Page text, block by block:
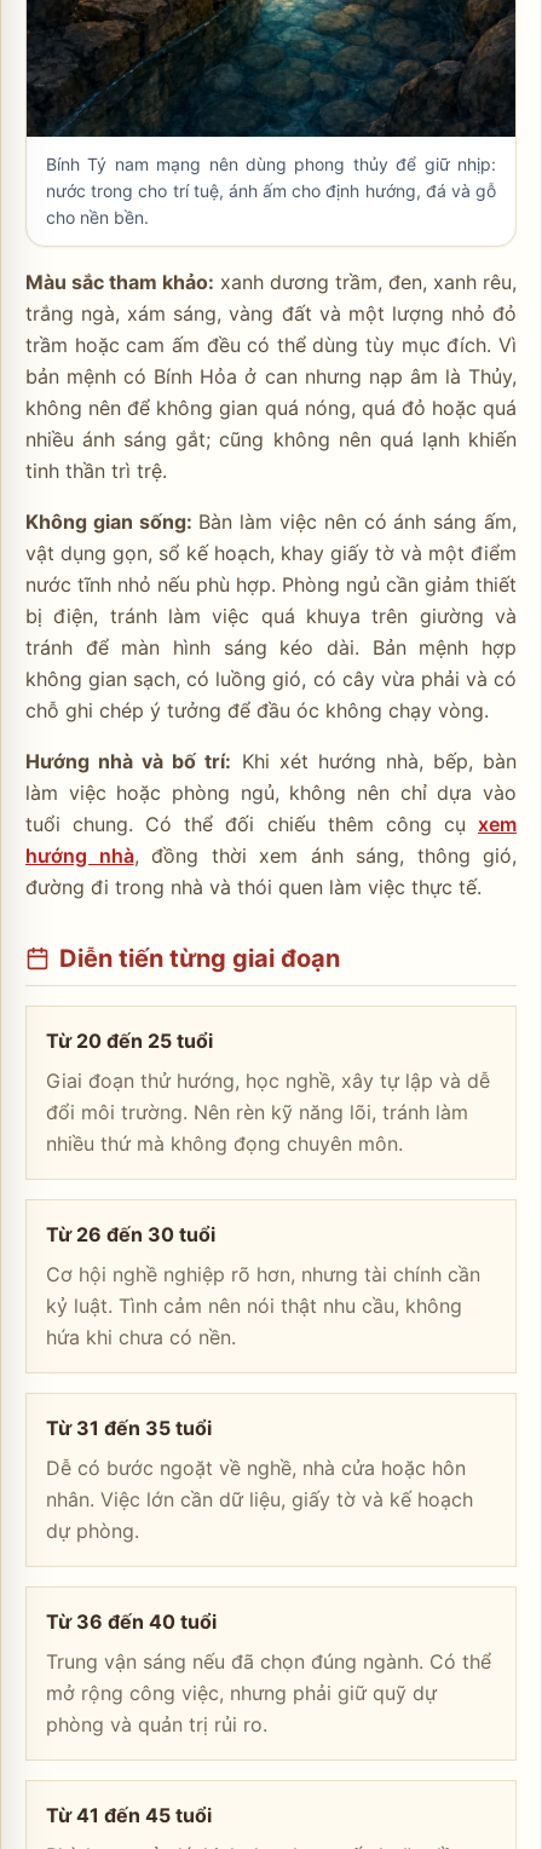
Bính Tý nam mạng nên dùng phong thủy để giữ nhịp:
nước trong cho trí tuệ, ánh ấm cho định hướng, đá và gỗ
cho nền bền.
Màu sắc tham khảo: xanh dương trầm, đen, xanh rêu,
trắng ngà, xám sáng, vàng đất và một lượng nhỏ đỏ
trầm hoặc cam ấm đều có thể dùng tùy mục đích. Vì
bản mệnh có Bính Hỏa ở can nhưng nạp âm là Thủy,
không nên để không gian quá nóng, quá đỏ hoặc quá
nhiều ánh sáng gắt; cũng không nên quá lạnh khiến
tinh thần trì trệ.
Không gian sống: Bàn làm việc nên có ánh sáng ấm,
vật dụng gọn, sổ kế hoạch, khay giấy tờ và một điểm
nước tĩnh nhỏ nếu phù hợp. Phòng ngủ cần giảm thiết
bị điện, tránh làm việc quá khuya trên giường và
tránh để màn hình sáng kéo dài. Bản mệnh hợp
không gian sạch, có luồng gió, có cây vừa phải và có
chỗ ghi chép ý tưởng để đầu óc không chạy vòng.
Hướng nhà và bố trí: Khi xét hướng nhà, bếp, bàn
làm việc hoặc phòng ngủ, không nên chỉ dựa vào
tuổi chung. Có thể đối chiếu thêm công cụ xem
hướng nhà, đồng thời xem ánh sáng, thông gió,
đường đi trong nhà và thói quen làm việc thực tế.
Diễn tiến từng giai đoạn
Từ 20 đến 25 tuổi
Giai đoạn thử hướng, học nghề, xây tự lập và dễ
đổi môi trường. Nên rèn kỹ năng lõi, tránh làm
nhiều thứ mà không đọng chuyên môn.
Từ 26 đến 30 tuổi
Cơ hội nghề nghiệp rõ hơn, nhưng tài chính cần
kỷ luật. Tình cảm nên nói thật nhu cầu, không
hứa khi chưa có nền.
Từ 31 đến 35 tuổi
Dễ có bước ngoặt về nghề, nhà cửa hoặc hôn
nhân. Việc lớn cần dữ liệu, giấy tờ và kế hoạch
dự phòng.
Từ 36 đến 40 tuổi
Trung vận sáng nếu đã chọn đúng ngành. Có thể
mở rộng công việc, nhưng phải giữ quỹ dự
phòng và quản trị rủi ro.
Từ 41 đến 45 tuổi